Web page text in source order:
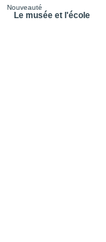
Nouveauté
Le musée et l'école